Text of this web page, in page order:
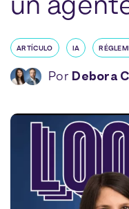
ARTÍCULO IA
Por Debora